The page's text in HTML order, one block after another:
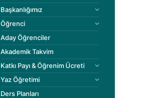
Başkanlığımız
Öğrenci
Aday Öğrenciler
Akademik Takvim
Katkı Payı & Öğrenim Ücreti
Yaz Öğretimi
Ders Planları